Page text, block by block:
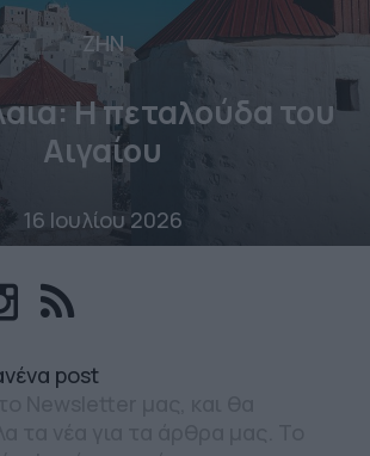
ΖΗΝ
Η πεταλούδα του
Αιγαίου
16 Ιουλίου 2026
post